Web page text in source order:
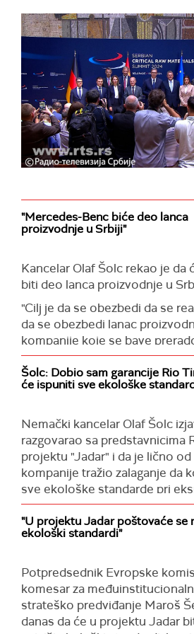
potpredsednik Evropske
komesar za
strateško predviđanje Maroš
Memorandum je potpisan u
predsednika Srbije Aleksandra
nemačkog kancelara Olafa
"Mercedes-Benc biće deo lanca
proizvodnje u Srbiji"
Kancelar Olaf Šolc rekao je da
biti deo lanca proizvodnje u
"Cilj je da se obezbedi da se
da se obezbedi lanac
kompanije koje se bave
materijala, koje se bave
rekao je Šolc u Palati "Srbija".
Šolc: Dobio sam garancije Rio
će ispuniti sve ekološke
Nemački kancelar Olaf Šolc
razgovarao sa predstavnicima
projektu "Jadar" i da je lično
kompanije tražio zalaganje da
sve ekološke standarde pri
naveo je da je od njih dobio
biti.
"Projekat će samo
I ti standardi su visoki kada je
životne sredine i biodiverziteta.
veoma rano razgovarao sa
rekao je Šolc odgovarajući na
"U projektu Jadar poštovaće se
ekološki standardi"
Potpredsednik Evropske
komesar za
strateško predviđanje Maroš
danas da će u projektu Jadar